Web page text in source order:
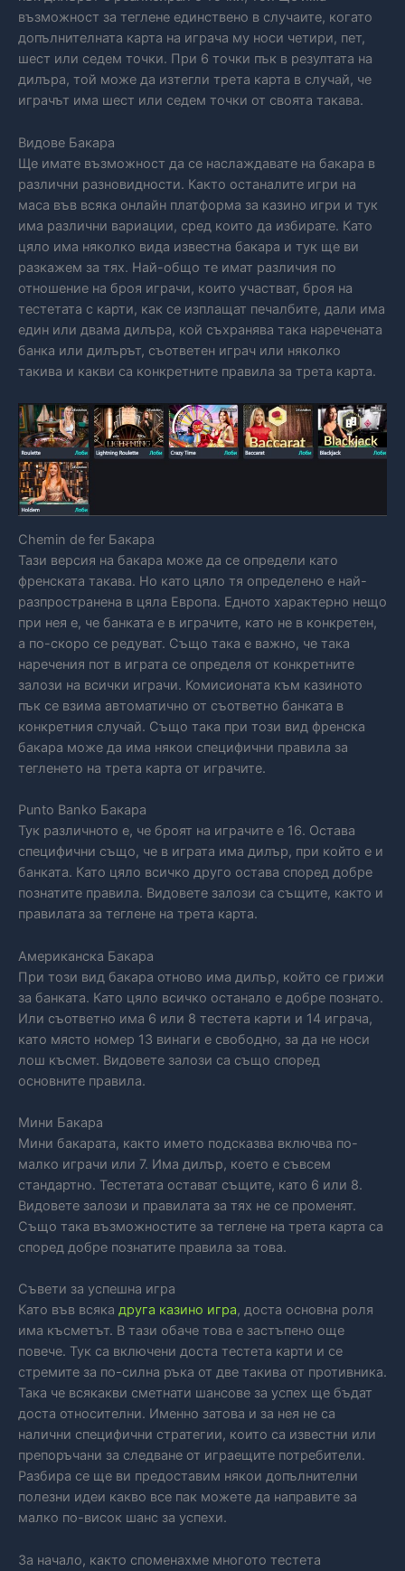
възможност за теглене единствено в случаите, когато
допълнителната карта на играча му носи четири, пет,
шест или седем точки. При 6 точки пък в резултата на
дилъра, той може да изтегли трета карта в случай, че
играчът има шест или седем точки от своята такава.
Видове Бакара
Ще имате възможност да се наслаждавате на бакара в
различни разновидности. Както останалите игри на
маса във всяка онлайн платформа за казино игри и тук
има различни вариации, сред които да избирате. Като
цяло има няколко вида известна бакара и тук ще ви
разкажем за тях. Най-общо те имат различия по
отношение на броя играчи, които участват, броя на
тестетата с карти, как се изплащат печалбите, дали има
един или двама дилъра, кой съхранява така наречената
банка или дилърът, съответен играч или няколко
такива и какви са конкретните правила за трета карта.
Chemin de fer Бакара
Тази версия на бакара може да се определи като
френската такава. Но като цяло тя определено е най-
разпространена в цяла Европа. Едното характерно нещо
при нея е, че банката е в играчите, като не в конкретен,
а по-скоро се редуват. Също така е важно, че така
наречения пот в играта се определя от конкретните
залози на всички играчи. Комисионата към казиното
пък се взима автоматично от съответно банката в
конкретния случай. Също така при този вид френска
бакара може да има някои специфични правила за
тегленето на трета карта от играчите.
Punto Banko Бакара
Тук различното е, че броят на играчите е 16. Остава
специфични също, че в играта има дилър, при който е и
банката. Като цяло всичко друго остава според добре
познатите правила. Видовете залози са същите, както и
правилата за теглене на трета карта.
Американска Бакара
При този вид бакара отново има дилър, който се грижи
за банката. Като цяло всичко останало е добре познато.
Или съответно има 6 или 8 тестета карти и 14 играча,
като място номер 13 винаги е свободно, за да не носи
лош късмет. Видовете залози са също според
основните правила.
Мини Бакара
Мини бакарата, както името подсказва включва по-
малко играчи или 7. Има дилър, което е съвсем
стандартно. Тестетата остават същите, като 6 или 8.
Видовете залози и правилата за тях не се променят.
Също така възможностите за теглене на трета карта са
според добре познатите правила за това.
Съвети за успешна игра
Като във всяка друга казино игра, доста основна роля
има късметът. В тази обаче това е застъпено още
повече. Тук са включени доста тестета карти и се
стремите за по-силна ръка от две такива от противника.
Така че всякакви сметнати шансове за успех ще бъдат
доста относителни. Именно затова и за нея не са
налични специфични стратегии, които са известни или
препоръчани за следване от играещите потребители.
Разбира се ще ви предоставим някои допълнителни
полезни идеи какво все пак можете да направите за
малко по-висок шанс за успехи.
За начало, както споменахме многото тестета